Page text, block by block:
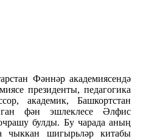
Фәннәр академиясендә
президенты, педагогика
академик, Башкортстан
фән эшлеклесе Әлфис
булды. Бу чарада аның
чыккан шигырьләр китабы